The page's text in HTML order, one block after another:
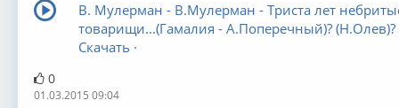
В. Мулерман - В.Мулерман - Триста лет
товарищи...(Гамалия - А.Поперечный)? (Н.Олев)?
Скачать ·
0
01.03.2015 09:04